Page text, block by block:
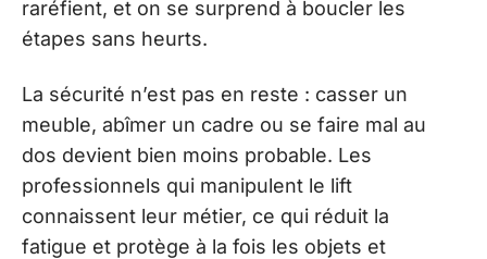
raréfient, et on se surprend à boucler les
étapes sans heurts.
La sécurité n’est pas en reste : casser un
meuble, abîmer un cadre ou se faire mal au
dos devient bien moins probable. Les
professionnels qui manipulent le lift
connaissent leur métier, ce qui réduit la
fatigue et protège à la fois les objets et